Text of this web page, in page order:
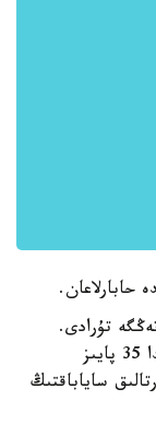
حابارلاعان.
اۋاسىنىڭ ءبىر قالبىرى 450-500 تەڭگە تۇرادى.
قالبىردىڭ سىرتىنداعى جازۋعا قاراعاندا، بۇندا 35 پايىز
ساياباقتىڭ